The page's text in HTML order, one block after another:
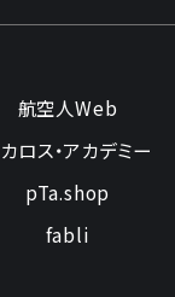
航空人Web
ロス・アカデミー
pTa.shop
fabli